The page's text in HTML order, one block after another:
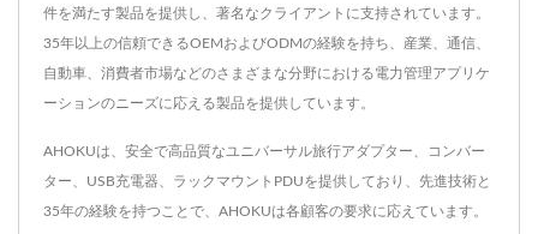
件を満たす製品を提供し、著名なクライアントに支持されています。
35年以上の信頼できるOEMおよびODMの経験を持ち、産業、通信、
自動車、消費者市場などのさまざまな分野における電力管理アプリケ
ーションのニーズに応える製品を提供しています。
AHOKUは、安全で高品質なユニバーサル旅行アダプター、コンバー
ター、USB充電器、ラックマウントPDUを提供しており、先進技術と
35年の経験を持つことで、AHOKUは各顧客の要求に応えています。